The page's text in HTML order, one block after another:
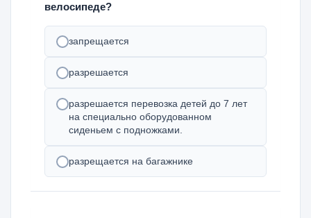
велосипеде?
запрещается
разрешается
разрешается перевозка детей до 7 лет
на специально оборудованном
сиденьем с подножками.
разрещается на багажнике